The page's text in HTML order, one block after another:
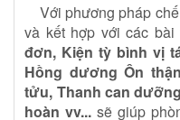
Với phương pháp
và kết hợp với các
đơn, Kiện tỳ bình vị
Hồng dương Ôn
tửu, Thanh can
hoàn vv... sẽ giúp